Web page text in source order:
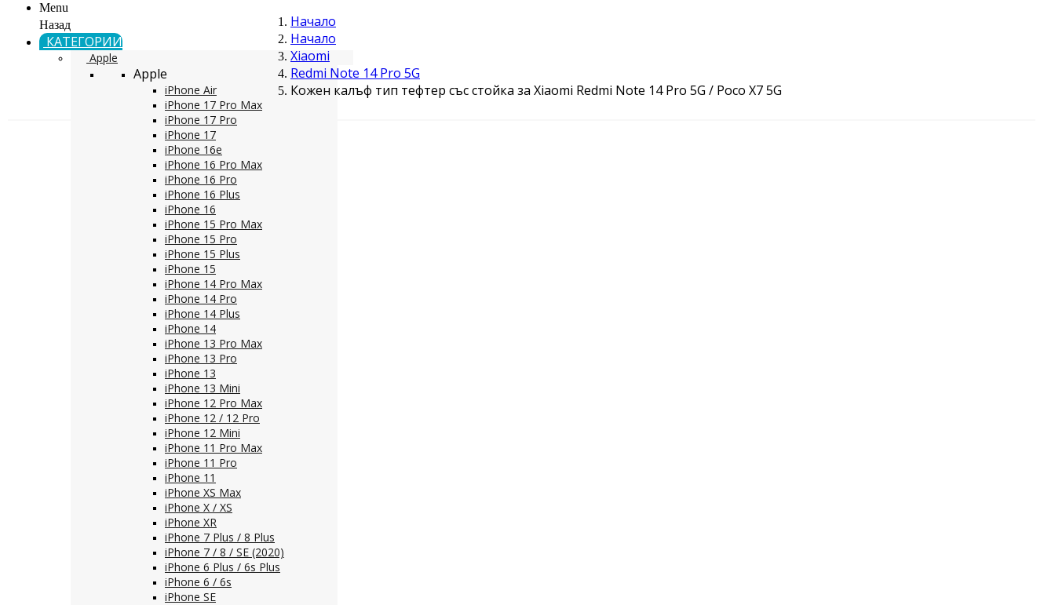
Menu
Назад
КАТЕГОРИИ
Apple
Apple
iPhone Air
iPhone 17 Pro Max
iPhone 17 Pro
iPhone 17
iPhone 16e
iPhone 16 Pro Max
iPhone 16 Pro
iPhone 16 Plus
iPhone 16
iPhone 15 Pro Max
iPhone 15 Pro
iPhone 15 Plus
iPhone 15
iPhone 14 Pro Max
iPhone 14 Pro
iPhone 14 Plus
iPhone 14
iPhone 13 Pro Max
iPhone 13 Pro
iPhone 13
iPhone 13 Mini
iPhone 12 Pro Max
iPhone 12 / 12 Pro
iPhone 12 Mini
iPhone 11 Pro Max
iPhone 11 Pro
iPhone 11
iPhone XS Max
iPhone X / XS
iPhone XR
iPhone 7 Plus / 8 Plus
iPhone 7 / 8 / SE (2020)
iPhone 6 Plus / 6s Plus
iPhone 6 / 6s
iPhone SE
Начало
Начало
Xiaomi
Redmi Note 14 Pro 5G
Кожен калъф тип тефтер със стойка за Xiaomi Redmi Note 14 Pro 5G / Poco X7 5G